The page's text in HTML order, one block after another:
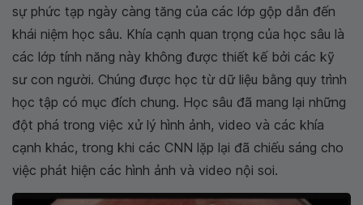
sự phức tạp ngày càng tăng của các lớp gộp dẫn đến
khái niệm học sâu. Khía cạnh quan trọng của học sâu là
các lớp tính năng này không được thiết kế bởi các kỹ
sư con người. Chúng được học từ dữ liệu bằng quy trình
học tập có mục đích chung. Học sâu đã mang lại những
đột phá trong việc xử lý hình ảnh, video và các khía
cạnh khác, trong khi các CNN lặp lại đã chiếu sáng cho
việc phát hiện các hình ảnh và video nội soi.